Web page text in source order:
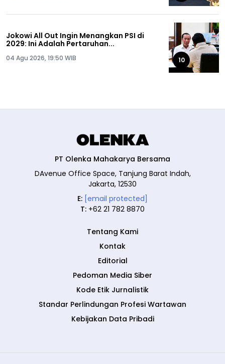
Jokowi All Out Ingin Menangkan PSI di
2029: Ini Adalah Pertaruhan...
04 Agu 2026, 19:50 WIB 10
PT Olenka Mahakarya Bersama
DAvenue Office Space, Tanjung Barat Indah,
Jakarta, 12530
E: [email protected]
T: +62 21 782 8870
Tentang Kami
Kontak
Editorial
Pedoman Media Siber
Kode Etik Jurnalistik
Standar Perlindungan Profesi Wartawan
Kebijakan Data Pribadi